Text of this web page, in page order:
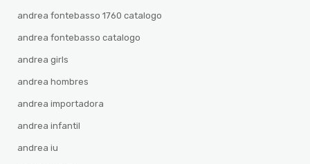
andrea fontebasso 1760 catalogo
andrea fontebasso catalogo
andrea girls
andrea hombres
andrea importadora
andrea infantil
andrea iu